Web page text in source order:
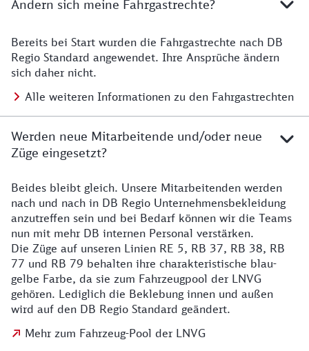
Ändern sich meine Fahrgastrechte?
Details zu Fahrgastrechten
Bereits bei Start wurden die Fahrgastrechte nach DB
Regio Standard angewendet. Ihre Ansprüche ändern
sich daher nicht.
Alle weiteren Informationen zu den Fahrgastrechten
Werden neue Mitarbeitende und/oder neue
Züge eingesetzt?
Details zu den Mitarbeitenden
Beides bleibt gleich. Unsere Mitarbeitenden werden
nach und nach in DB Regio Unternehmensbekleidung
anzutreffen sein und bei Bedarf können wir die Teams
nun mit mehr DB internen Personal verstärken.
Die Züge auf unseren Linien RE 5, RB 37, RB 38, RB
77 und RB 79 behalten ihre charakteristische blau-
gelbe Farbe, da sie zum Fahrzeugpool der LNVG
gehören. Lediglich die Beklebung innen und außen
wird auf den DB Regio Standard geändert.
Mehr zum Fahrzeug-Pool der LNVG